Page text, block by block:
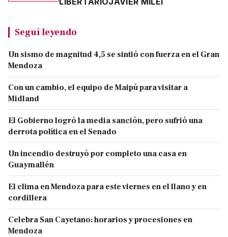
Seguí leyendo
Un sismo de magnitud 4,5 se sintió con fuerza en el Gran
Mendoza
Con un cambio, el equipo de Maipú para visitar a
Midland
El Gobierno logró la media sanción, pero sufrió una
derrota política en el Senado
Un incendio destruyó por completo una casa en
Guaymallén
El clima en Mendoza para este viernes en el llano y en
cordillera
Celebra San Cayetano: horarios y procesiones en
Mendoza